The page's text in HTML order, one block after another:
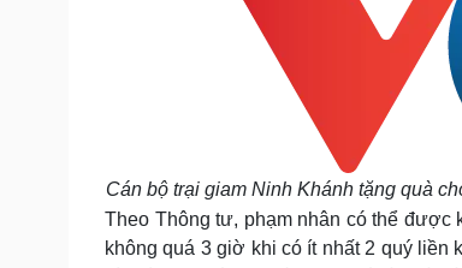
Làm đẹp - giảm cân
Cán bộ trại giam Ninh Khánh tặng quà
Theo Thông tư, phạm nhân có thể được
không quá 3 giờ khi có ít nhất 2 quý liền